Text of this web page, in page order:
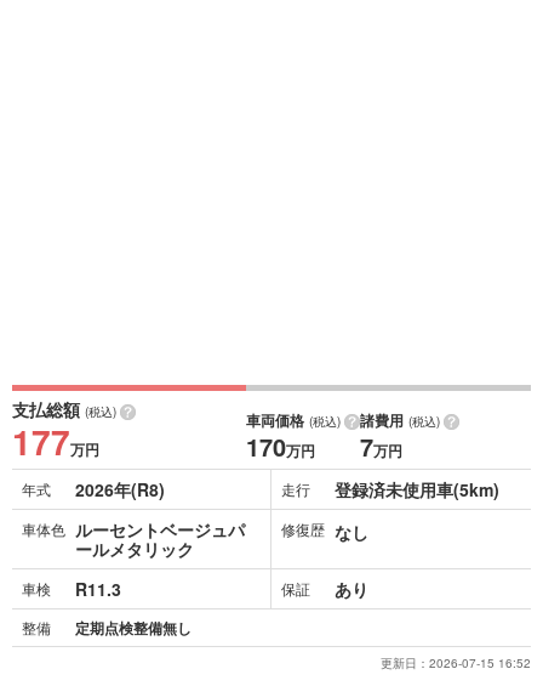
支払総額 (税込)
177万円
車両価格 (税込)
170万円
諸費用 (税込)
7万円
年式 2026年(R8) 走行 登録済未使用車(5km)
車体色 ルーセントベージュパ
ールメタリック
修復歴 なし
車検 R11.3 保証 あり
整備 定期点検整備無し
更新日： 2026-07-15 16:52